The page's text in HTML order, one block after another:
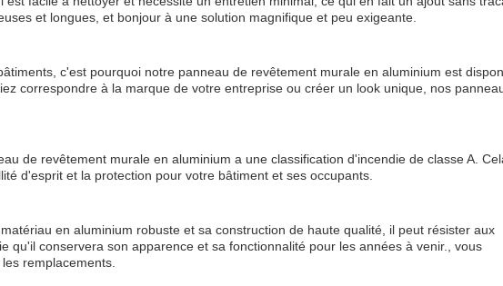
et longues, et bonjour à une solution magnifique et peu exigeante.
c'est pourquoi notre panneau de revêtement murale en aluminium est
correspondre à la marque de votre entreprise ou créer un look unique, nos
de revêtement murale en aluminium a une classification d'incendie de classe A.
d'esprit et la protection pour votre bâtiment et ses occupants.
en aluminium robuste et sa construction de haute qualité, il peut résister aux
qu'il conservera son apparence et sa fonctionnalité pour les années à venir., vous
remplacements.